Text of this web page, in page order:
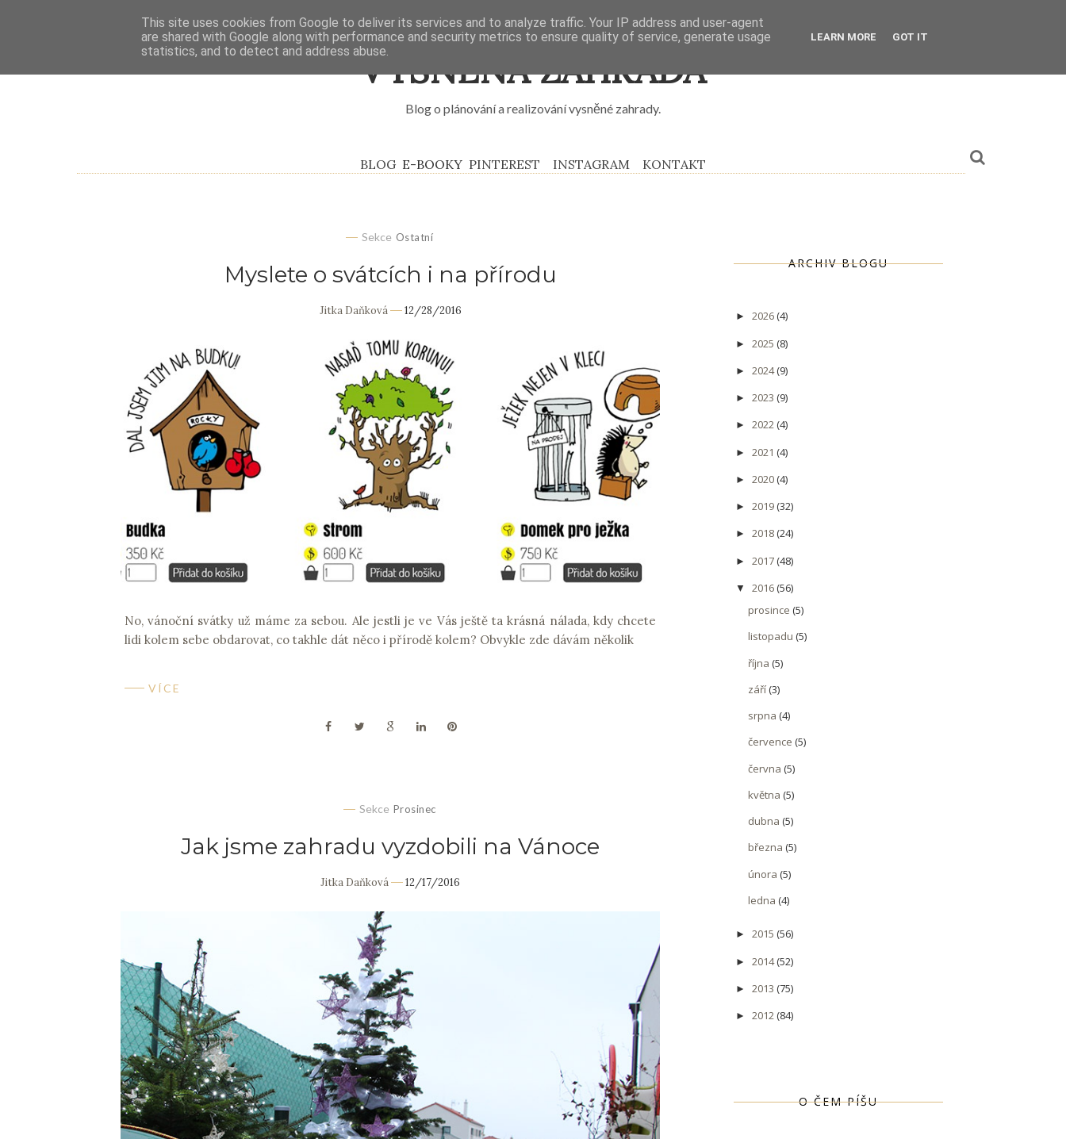
VYSNĚNÁ ZAHRADA
Blog o plánování a realizování vysněné zahrady.
BLOG E-BOOKY PINTEREST INSTAGRAM KONTAKT
Sekce Ostatní
Myslete o svátcích i na přírodu
Jitka Daňková 12/28/2016
No, vánoční svátky už máme za sebou. Ale jestli je ve Vás ještě ta krásná nálada, kdy chcete
lidi kolem sebe obdarovat, co takhle dát něco i přírodě kolem? Obvykle zde dávám několik
VÍCE
Sekce Prosinec
Jak jsme zahradu vyzdobili na Vánoce
Jitka Daňková 12/17/2016
ARCHIV BLOGU
► 2026(4)
► 2025 (8)
► 2024(9)
► 2023 (9)
► 2022(4)
► 2021 (4)
► 2020(4)
► 2019(32)
► 2018(24)
► 2017(48)
▼ 2016(56)
prosince (5)
listopadu (5)
října (5)
září(3)
srpna (4)
července (5)
června (5)
května (5)
dubna (5)
března (5)
února (5)
ledna (4)
► 2015 (56)
► 2014(52)
► 2013 (75)
► 2012(84)
O ČEM PÍŠU
This site uses cookies from Google to deliver its services and to analyze traffic. Your IP address and user-agent
are shared with Google along with performance and security metrics to ensure quality of service, generate usage
statistics, and to detect and address abuse.
LEARN MORE GOT IT